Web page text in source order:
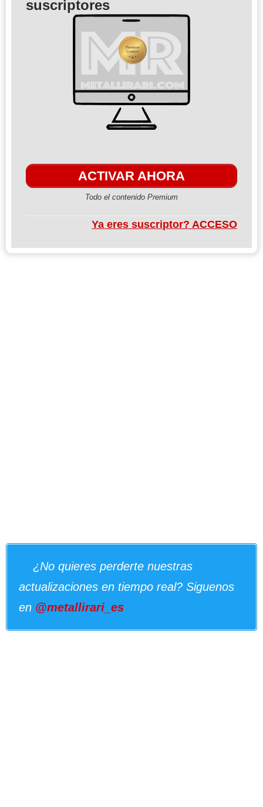
suscriptores
ACTIVAR AHORA
Todo el contenido Premium
Ya eres suscriptor? ACCESO
¿No quieres perderte nuestras
actualizaciones en tiempo real? Siguenos
en @metallirari_es